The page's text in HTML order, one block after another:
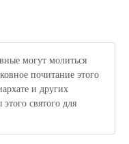
могут молиться
почитание этого
и других
святого для